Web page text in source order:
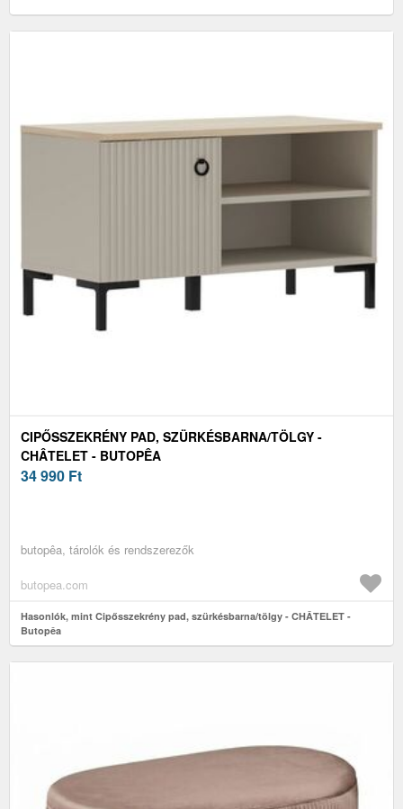
CIPŐSSZEKRÉNY PAD, SZÜRKÉSBARNA/TÖLGY -
CHÂTELET - BUTOPÊA
34 990 Ft
butopêa, tárolók és rendszerezők
butopea.com
Hasonlók, mint Cipősszekrény pad, szürkésbarna/tölgy - CHÂTELET -
Butopêa